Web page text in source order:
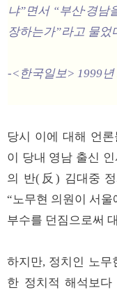
냐”면서 “부산·경
장하는가”라고 물었
-<한국일보> 1999년
당시 이에 대해 언
이 당내 영남 출신
의 반(反) 김대중 정
“노무현 의원이 서
부수를 던짐으로써
하지만, 정치인 노무
한 정치적 해석보다